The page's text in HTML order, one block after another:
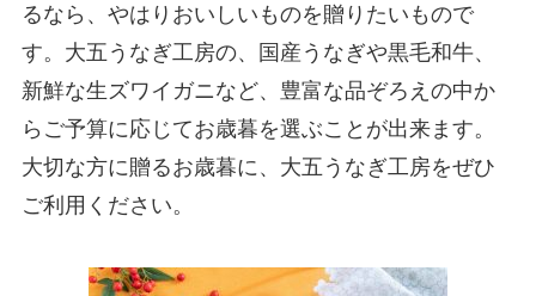
るなら、やはりおいしいものを贈りたいもので
す。大五うなぎ工房の、国産うなぎや黒毛和牛、
新鮮な生ズワイガニなど、豊富な品ぞろえの中か
らご予算に応じてお歳暮を選ぶことが出来ます。
大切な方に贈るお歳暮に、大五うなぎ工房をぜひ
ご利用ください。